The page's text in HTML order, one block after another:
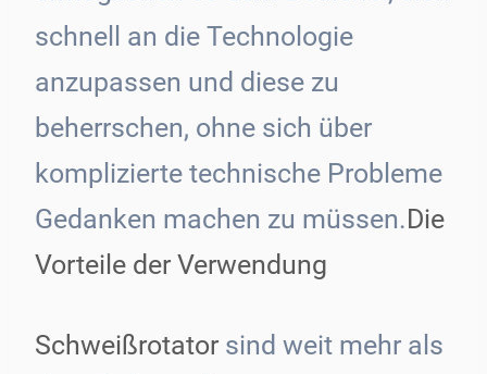
schnell an die Technologie
anzupassen und diese zu
beherrschen, ohne sich über
komplizierte technische Probleme
Gedanken machen zu müssen.Die
Vorteile der Verwendung
Schweißrotator sind weit mehr als